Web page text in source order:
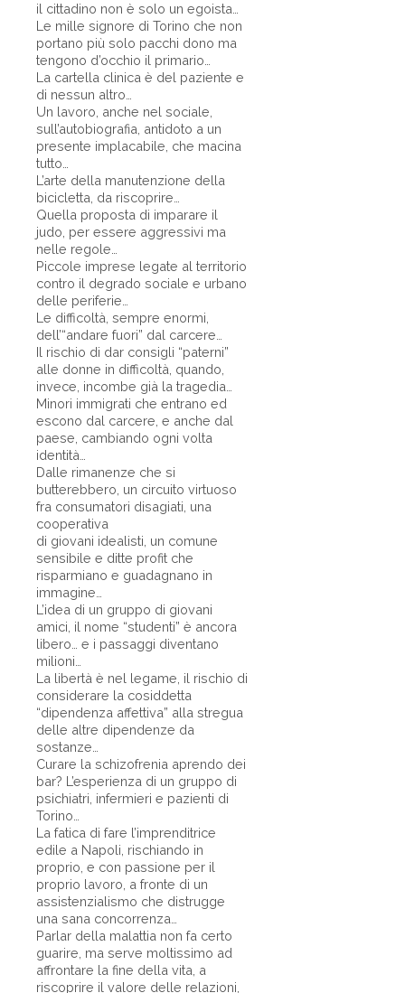
il cittadino non è solo un egoista…
Le mille signore di Torino che non
portano più solo pacchi dono ma
tengono d’occhio il primario…
La cartella clinica è del paziente e
di nessun altro…
Un lavoro, anche nel sociale,
sull’autobiografia, antidoto a un
presente implacabile, che macina
tutto…
L’arte della manutenzione della
bicicletta, da riscoprire…
Quella proposta di imparare il
judo, per essere aggressivi ma
nelle regole…
Piccole imprese legate al territorio
contro il degrado sociale e urbano
delle periferie…
Le difficoltà, sempre enormi,
dell’“andare fuori” dal carcere…
Il rischio di dar consigli “paterni”
alle donne in difficoltà, quando,
invece, incombe già la tragedia…
Minori immigrati che entrano ed
escono dal carcere, e anche dal
paese, cambiando ogni volta
identità…
Dalle rimanenze che si
butterebbero, un circuito virtuoso
fra consumatori disagiati, una
cooperativa
di giovani idealisti, un comune
sensibile e ditte profit che
risparmiano e guadagnano in
immagine…
L’idea di un gruppo di giovani
amici, il nome “studenti” è ancora
libero… e i passaggi diventano
milioni…
La libertà è nel legame, il rischio di
considerare la cosiddetta
“dipendenza affettiva” alla stregua
delle altre dipendenze da
sostanze…
Curare la schizofrenia aprendo dei
bar? L’esperienza di un gruppo di
psichiatri, infermieri e pazienti di
Torino…
La fatica di fare l’imprenditrice
edile a Napoli, rischiando in
proprio, e con passione per il
proprio lavoro, a fronte di un
assistenzialismo che distrugge
una sana concorrenza…
Parlar della malattia non fa certo
guarire, ma serve moltissimo ad
affrontare la fine della vita, a
riscoprire il valore delle relazioni,